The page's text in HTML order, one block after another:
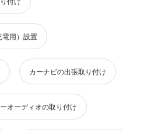
電用）設置
カーナビの出張取り付け
オーディオの取り付け